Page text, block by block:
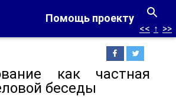
Помощь проекту
<< ↑ >>
как частная
беседы